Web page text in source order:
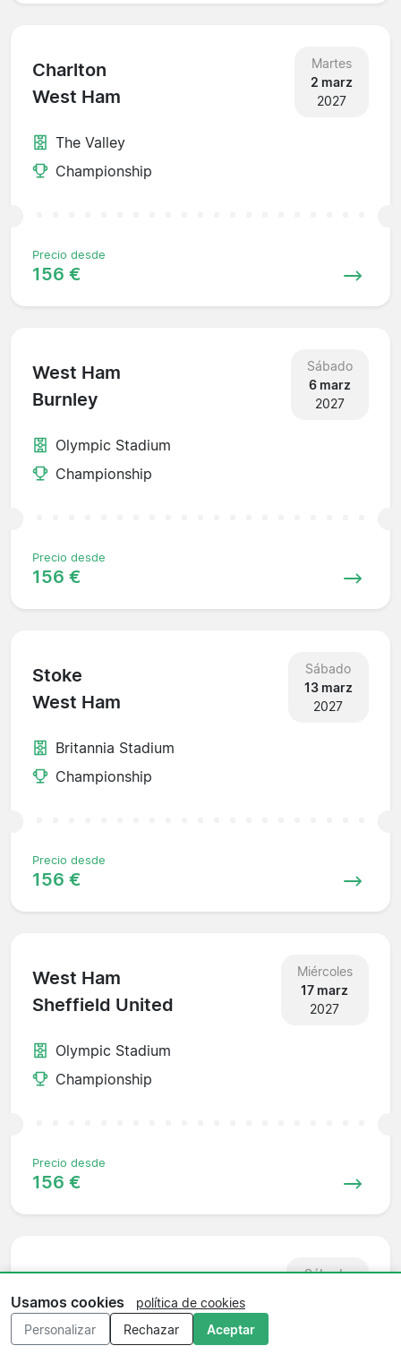
Charlton
West Ham
Martes
2 marz
2027
The Valley
Championship
Precio desde
156 €
West Ham
Burnley
Sábado
6 marz
2027
Olympic Stadium
Championship
Precio desde
156 €
Stoke
West Ham
Sábado
13 marz
2027
Britannia Stadium
Championship
Precio desde
156 €
West Ham
Sheffield United
Miércoles
17 marz
2027
Olympic Stadium
Championship
Precio desde
156 €
Norwich
West Ham
Sábado
Usamos cookies
política de cookies
Personalizar
Rechazar Aceptar